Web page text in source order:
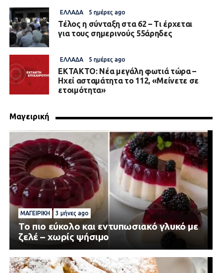
ΕΛΛΆΔΑ 5 ημέρες ago
Τέλος η σύνταξη στα 62 – Τι έρχεται
για τους σημερινούς 55άρηδες
ΕΛΛΆΔΑ 5 ημέρες ago
EKTAKTO: Νέα μεγάλη φωτιά τώρα –
Ηχεί ασταμάτητα το 112, «Μείνετε σε
ετοιμότητα»
Μαγειρική
ΜΑΓΕΙΡΙΚΉ 3 μήνες ago
Το πιο εύκολο και εντυπωσιακό γλυκό με
ζελέ – χωρίς ψήσιμο